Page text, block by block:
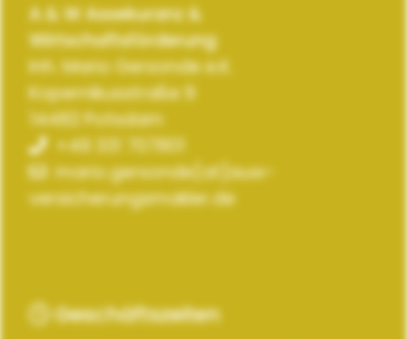
A & W Assekuranz &
Wirtschaftsförderung
Inh. Mario Gersonde e.K.
Kopernikusstraße 9
14482 Potsdam
+49 331 707801
mario.gersonde[at]auw-
versicherungsmakler.de
Geschäftszeiten